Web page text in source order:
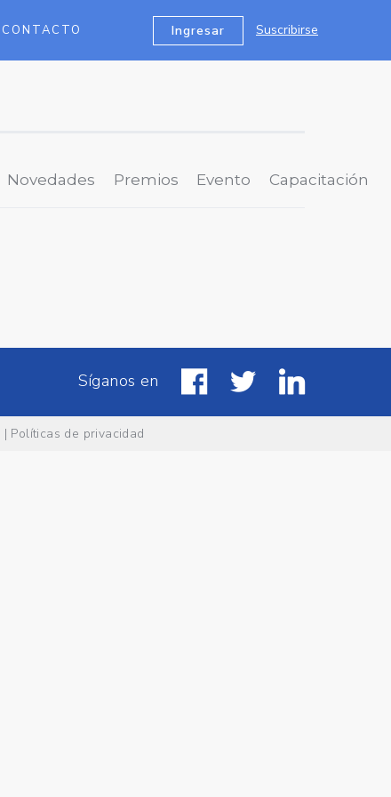
CONTACTO Ingresar Suscribirse
Novedades Premios Evento Capacitación
Síganos en
| Políticas de privacidad